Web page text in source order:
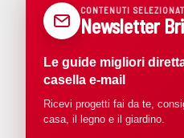
CONTENUTI
Newsletter
Le guide migliori
casella e-mail
Ricevi progetti fai da te,
casa, il legno e il giardino.